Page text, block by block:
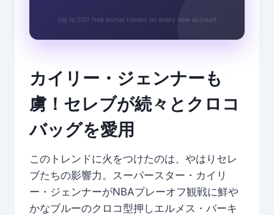
Up to 500 free bonus tokens on every new account
カイリー・ジェンナーも
虜！セレブが続々とクロコ
バッグを愛用
このトレンドに火をつけたのは、やはりセレ
ブたちの影響力。スーパースター・カイリ
ー・ジェンナーがNBAプレーオフ観戦に鮮や
かなブルーのクロコ型押しエルメス・バーキ